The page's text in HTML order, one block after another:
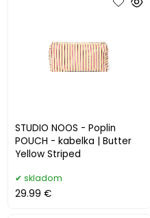
STUDIO NOOS - Poplin
POUCH - kabelka | Butter
Yellow Striped
skladom
29.99 €